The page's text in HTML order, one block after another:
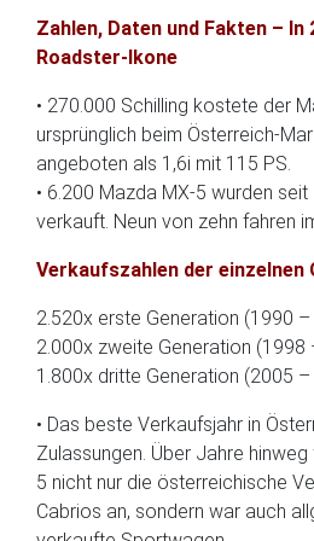
Zahlen, Daten und Fakten – In
Roadster-Ikone
• 270.000 Schilling kostete der
ursprünglich beim Österreich-
angeboten als 1,6i mit 115 PS.
• 6.200 Mazda MX-5 wurden
verkauft. Neun von zehn fahren
Verkaufszahlen der einzelnen
2.520x erste Generation (1990
2.000x zweite Generation (1998
1.800x dritte Generation (2005
• Das beste Verkaufsjahr in
Zulassungen. Über Jahre
5 nicht nur die österreichische
Cabrios an, sondern war auch